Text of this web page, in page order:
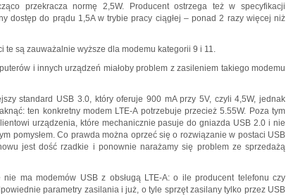
przekracza normę 2,5W. Producent ostrzega też w specyfikacji
dostęp do prądu 1,5A w trybie pracy ciągłej – ponad 2 razy więcej niż
te są zauważalnie wyższe dla modemu kategorii 9 i 11.
i innych urządzeń miałoby problem z zasileniem takiego modemu
standard USB 3.0, który oferuje 900 mA przy 5V, czyli 4,5W, jednak
ten konkretny modem LTE-A potrzebuje przecież 5.55W. Poza tym
urządzenia, które mechanicznie pasuje do gniazda USB 2.0 i nie
pomysłem. Co prawda można oprzeć się o rozwiązanie w postaci USB
jest dość rzadkie i ponownie narażamy się problem ze sprzedażą
ma modemów USB z obsługą LTE-A: o ile producent telefonu czy
parametry zasilania i już, o tyle sprzęt zasilany tylko przez USB